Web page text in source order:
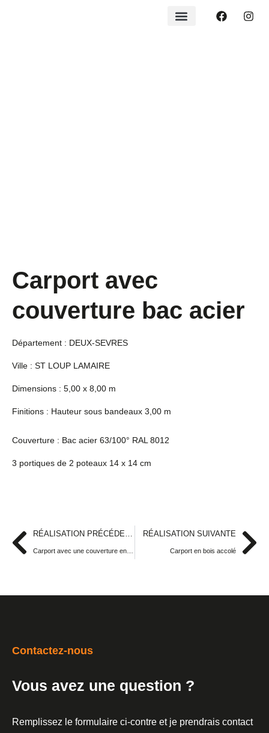
Carport avec
couverture bac acier
Département : DEUX-SEVRES
Ville : ST LOUP LAMAIRE
Dimensions : 5,00 x 8,00 m
Finitions : Hauteur sous bandeaux 3,00 m
Couverture : Bac acier 63/100° RAL 8012
3 portiques de 2 poteaux 14 x 14 cm
RÉALISATION PRÉCÉDENTE RÉALISATION SUIVANTE
Carport en bois accolé
Contactez-nous
Vous avez une question ?
Remplissez le formulaire ci-contre et je prendrais contact